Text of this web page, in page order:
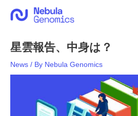
星雲報告、中身は？
News / By Nebula Genomics